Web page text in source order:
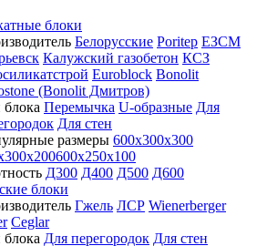
блоки
Белорусские Poritep ЕЗСМ
Калужский газобетон КСЗ
Euroblock Bonolit
(Bonolit Дмитров)
Перемычка U-образные Для
Для стен
размеры 600х300х300
600х250х100
Д300 Д400 Д500 Д600
блоки
Гжель ЛСР Wienerberger
Ceglar
Для перегородок Для стен